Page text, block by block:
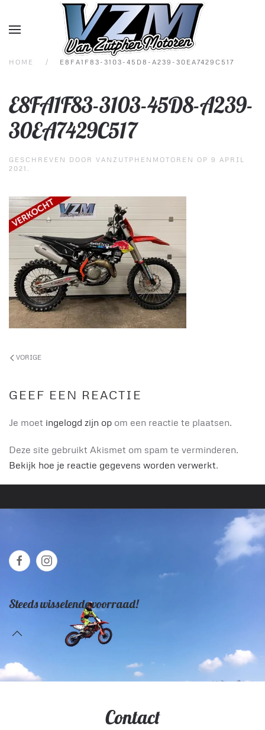
Overslaan en naar de inhoud gaan
HOME E8FA1F83-3103-45D8-A239-30EA7429C517
E8FA1F83-3103-45D8-A239-
30EA7429C517
GESCHREVEN DOOR VANZUTPHENMOTOREN OP 9 APRIL
2021
VORIGE
GEEF EEN REACTIE
Je moet ingelogd zijn op om een reactie te plaatsen.
Deze site gebruikt Akismet om spam te verminderen.
Bekijk hoe je reactie gegevens worden verwerkt.
Steeds wisselende voorraad!
Contact